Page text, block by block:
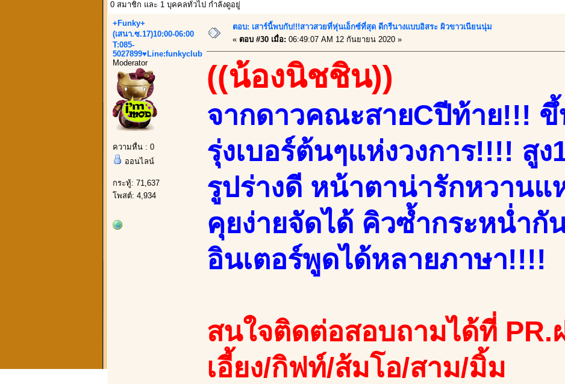
0 สมาชิก และ 1 บุคคลทั่วไป กำลังดูอยู่
+Funky+
(เสนา.ซ.17)10:00-06:00
T:085-
5027899♥Line:funkyclub
Moderator
ความหื่น : 0
ออนไลน์
กระทู้: 71,637
โพสต์: 4,934
ตอบ: เสาร์นี้พบกับ!!!สาวสวยที่หุ่นเอ็กซ์ที่สุด ดีกรีนางแบบอิสระ ผิวขาวเนียนนุ่ม
« ตอบ #30 เมื่อ: 06:49:07 AM 12 กันยายน 2020 »
((น้องนิชชิน))
จากดาวคณะสายCปีท้าย!!!
รุ่งเบอร์ต้นๆแห่งวงการ!!!! สูง
รูปร่างดี หน้าตาน่ารักหวานแ
คุยง่ายจัดได้ คิวซ้ำกระหน่ำกั
อินเตอร์พูดได้หลายภาษา!!!!
สนใจติดต่อสอบถามได้ที่ PR.
เอี้ยง/กิฟท์/ส้มโอ/สาม/มิ้ม